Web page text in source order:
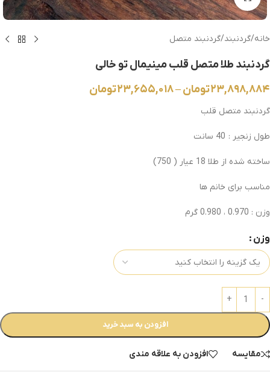
خانه/گردنبند/گردنبند متصل
گردنبند طلا متصل قلب مینیمال تو خالی
۲۳,۸۹۸,۸۸۴تومان–۲۳,۶۵۵,۰۱۸تومان
گردنبند متصل قلب
طول زنجیر : 40 سانت
ساخته شده از طلا 18 عیار ( 750)
مناسب برای خانم ها
وزن : 0.970 ، 0.980 گرم
وزن
افزودن به سبد خرید
مقایسه افزودن به علاقه مندی